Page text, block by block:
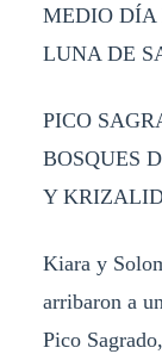
MEDIO DÍA
LUNA DE
PICO
BOSQUES
Y
Kiara y
arribaron a
Pico